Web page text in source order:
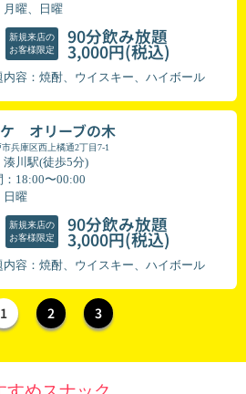
月曜、日曜
新規来店の
お客様限定
90分飲み放題
3,000円(税込)
内容：焼酎、ウイスキー、ハイボール
オリーブの木
市兵庫区西上橘通2丁目7-1
川駅(徒歩5分)
：18:00〜00:00
日曜
新規来店の
お客様限定
90分飲み放題
3,000円(税込)
内容：焼酎、ウイスキー、ハイボール
1 2 3